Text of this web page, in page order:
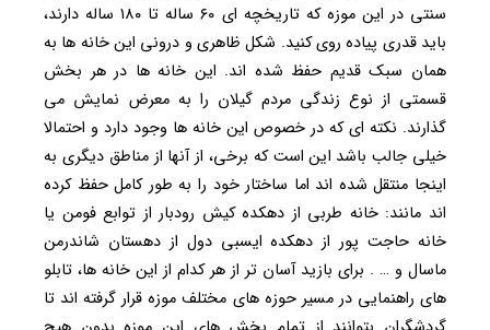
سنتی در این موزه که تاریخچه ای ۶۰ ساله تا ۱۸۰ ساله دارند،
باید قدری پیاده روی کنید. شکل ظاهری و درونی این خانه ها به
همان سبک قدیم حفظ شده اند. این خانه ها در هر بخش
قسمتی از نوع زندگی مردم گیلان را به معرض نمایش می
گذارند. نکته ای که در خصوص این خانه ها وجود دارد و احتمالا
خیلی جالب باشد این است که برخی، از آنها از مناطق دیگری به
اینجا منتقل شده اند اما ساختار خود را به طور کامل حفظ کرده
اند مانند: خانه طربی از دهکده کیش رودبار از توابع فومن یا
خانه حاجت پور از دهکده ایسبی دول از دهستان شاندرمن
ماسال و … . برای بازید آسان تر از هر کدام از این خانه ها، تابلو
های راهنمایی در مسیر حوزه های مختلف موزه قرار گرفته اند تا